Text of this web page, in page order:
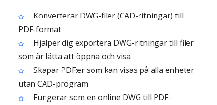
Konverterar DWG-filer (CAD-ritningar) till
PDF-format
Hjälper dig exportera DWG-ritningar till filer
som är lätta att öppna och visa
Skapar PDF:er som kan visas på alla enheter
utan CAD-program
Fungerar som en online DWG till PDF-